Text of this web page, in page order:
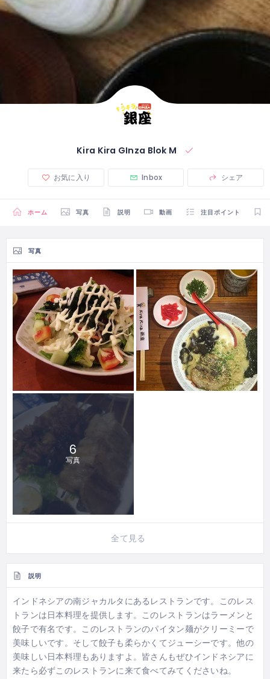
Kira Kira GInza Blok M
お気に入り Inbox シェア
ホーム 写真 説明 動画 注目ポイント
写真
6
写真
全て見る
説明
インドネシアの南ジャカルタにあるレストランです。このレス
トランは日本料理を提供します。このレストランはラーメンと
餃子で有名です。このレストランのパイタン麺がクリーミーで
美味しいです。そして餃子も柔らかくてジューシーです。他の
美味しい日本料理もありますよ。皆さんもぜひインドネシアに
来たら必ずこのレストランに来て食べてみてくださいね。